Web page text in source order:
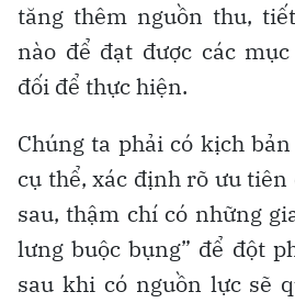
tăng thêm nguồn thu,
nào để đạt được các
đối để thực hiện.
Chúng ta phải có kịch
cụ thể, xác định rõ ưu
sau, thậm chí có những
lưng buộc bụng” để đột
sau khi có nguồn lực sẽ